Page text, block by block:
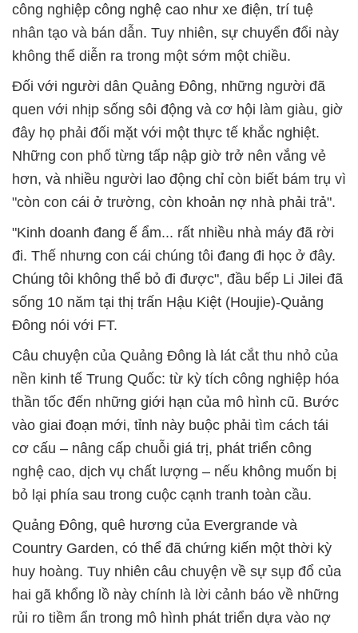
công nghiệp công nghệ cao như xe điện, trí tuệ
nhân tạo và bán dẫn. Tuy nhiên, sự chuyển đổi này
không thể diễn ra trong một sớm một chiều.
Đối với người dân Quảng Đông, những người đã
quen với nhịp sống sôi động và cơ hội làm giàu, giờ
đây họ phải đối mặt với một thực tế khắc nghiệt.
Những con phố từng tấp nập giờ trở nên vắng vẻ
hơn, và nhiều người lao động chỉ còn biết bám trụ vì
"còn con cái ở trường, còn khoản nợ nhà phải trả".
"Kinh doanh đang ế ẩm... rất nhiều nhà máy đã rời
đi. Thế nhưng con cái chúng tôi đang đi học ở đây.
Chúng tôi không thể bỏ đi được", đầu bếp Li Jilei đã
sống 10 năm tại thị trấn Hậu Kiệt (Houjie)-Quảng
Đông nói với FT.
Câu chuyện của Quảng Đông là lát cắt thu nhỏ của
nền kinh tế Trung Quốc: từ kỳ tích công nghiệp hóa
thần tốc đến những giới hạn của mô hình cũ. Bước
vào giai đoạn mới, tỉnh này buộc phải tìm cách tái
cơ cấu – nâng cấp chuỗi giá trị, phát triển công
nghệ cao, dịch vụ chất lượng – nếu không muốn bị
bỏ lại phía sau trong cuộc cạnh tranh toàn cầu.
Quảng Đông, quê hương của Evergrande và
Country Garden, có thể đã chứng kiến một thời kỳ
huy hoàng. Tuy nhiên câu chuyện về sự sụp đổ của
hai gã khổng lồ này chính là lời cảnh báo về những
rủi ro tiềm ẩn trong mô hình phát triển dựa vào nợ